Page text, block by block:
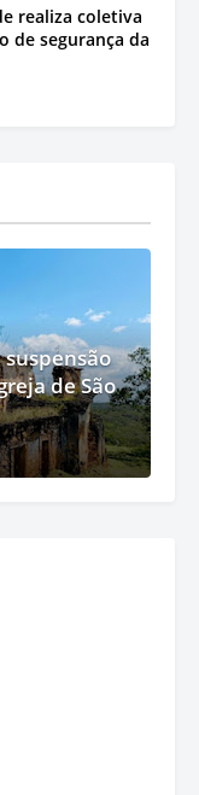
realiza coletiva
de segurança da
suspensão
de São